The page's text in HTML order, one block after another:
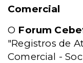
Comercial
O Forum
"Registros de
Comercial -